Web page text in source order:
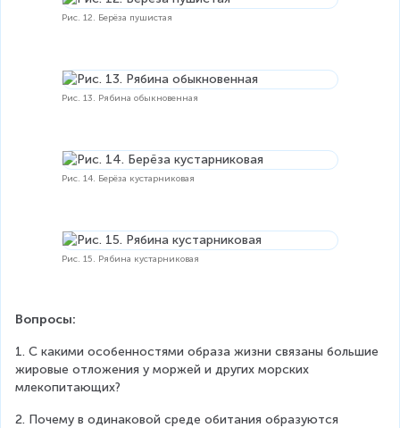
Рис. 12. Берёза пушистая
Рис. 13. Рябина обыкновенная
Рис. 14. Берёза кустарниковая
Рис. 15. Рябина кустарниковая
Вопросы:
1. С какими особенностями образа жизни связаны большие
жировые отложения у моржей и других морских
млекопитающих?
2. Почему в одинаковой среде обитания образуются